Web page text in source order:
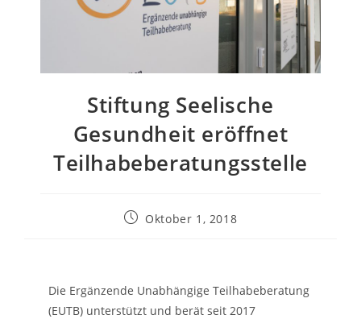
Stiftung Seelische
Gesundheit eröffnet
Teilhabeberatungsstelle
Oktober 1, 2018
Die Ergänzende Unabhängige Teilhabeberatung
(EUTB) unterstützt und berät seit 2017